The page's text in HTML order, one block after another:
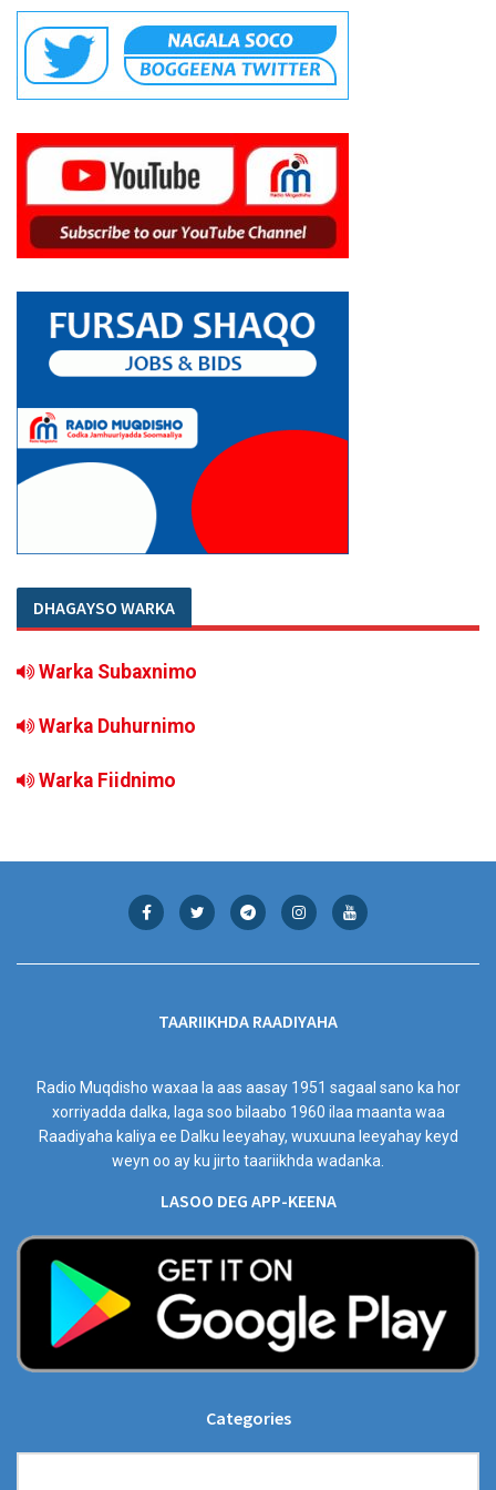
DHAGAYSO WARKA
Warka Subaxnimo
Warka Duhurnimo
Warka Fiidnimo
TAARIIKHDA RAADIYAHA
Radio Muqdisho waxaa la aas aasay 1951 sagaal sano ka hor
xorriyadda dalka, laga soo bilaabo 1960 ilaa maanta waa
Raadiyaha kaliya ee Dalku leeyahay, wuxuuna leeyahay keyd
weyn oo ay ku jirto taariikhda wadanka.
LASOO DEG APP-KEENA
Categories